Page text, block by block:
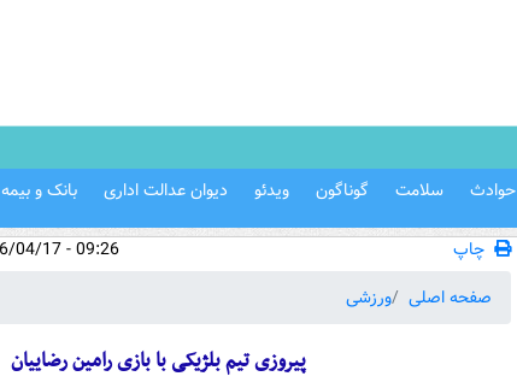
حوادث سلامت گوناگون ویدئو دیوان عدالت اداری بانک و بیمه
چاپ
09:26 - 1396/04/17
صفحه اصلی
ورزشی
پیروزی تیم بلژیکی با بازی رامین رضاییان